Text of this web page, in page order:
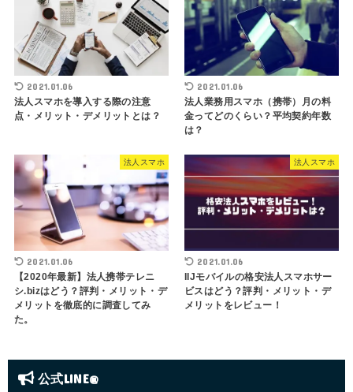
2021.01.06
法人スマホを導入する際の注意
点・メリット・デメリットとは？
2021.01.06
法人業務用スマホ（携帯）月の料
金ってどのくらい？平均契約年数
は？
法人スマホ
2021.01.06
【2020年最新】法人携帯テレニ
シ.bizはどう？評判・メリット・デ
メリットを徹底的に調査してみ
た。
法人スマホ
2021.01.06
IIJモバイルの格安法人スマホサー
ビスはどう？評判・メリット・デ
メリットをレビュー！
公式LINE@